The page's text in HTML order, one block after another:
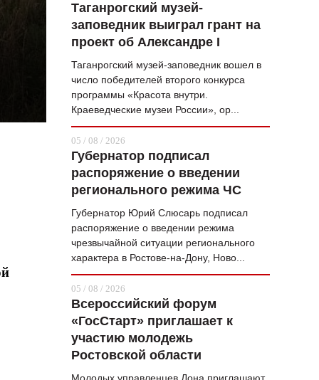
КУЛЬТ ЕДЫ
АФИША
ЖУРНАЛ
Таганрогский музей-
заповедник выиграл грант на
проект об Александре I
Таганрогский музей-заповедник вошел в
число победителей второго конкурса
программы «Красота внутри.
Краеведческие музеи России», ор...
05 / 08 / 2026
Губернатор подписал
распоряжение о введении
регионального режима ЧС
Губернатор Юрий Слюсарь подписал
распоряжение о введении режима
чрезвычайной ситуации регионального
характера в Ростове-на-Дону, Ново...
05 / 08 / 2026
Всероссийский форум
«ГосСтарт» приглашает к
участию молодежь
Ростовской области